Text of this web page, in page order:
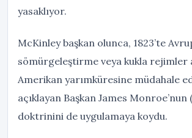
yasaklıyor.
McKinley başkan olunca, 1823’te
sömürgeleştirme veya kukla rejimler
Amerikan yarımküresine müdahale
açıklayan Başkan James Monroe’nun
doktrinini de uygulamaya koydu.